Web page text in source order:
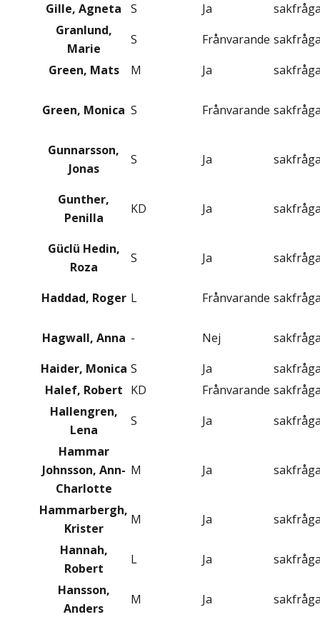
Gille, Agneta
S Ja
Granlund,
Marie
S Frånvarande
Green, Mats
M Ja
Green, Monica S Frånvarande
Gunnarsson,
Jonas
S Ja
Gunther,
Penilla
KD Ja
Güclü Hedin,
Roza
S Ja
Haddad, Roger L Frånvarande
Hagwall, Anna - Nej
Haider, Monica S Ja
Halef, Robert KD Frånvarande
Hallengren,
Lena
S Ja
Hammar
Johnsson, Ann-
Charlotte
M Ja
Hammarbergh,
Krister
M Ja
Hannah,
Robert
L Ja
Hansson,
Anders
M Ja